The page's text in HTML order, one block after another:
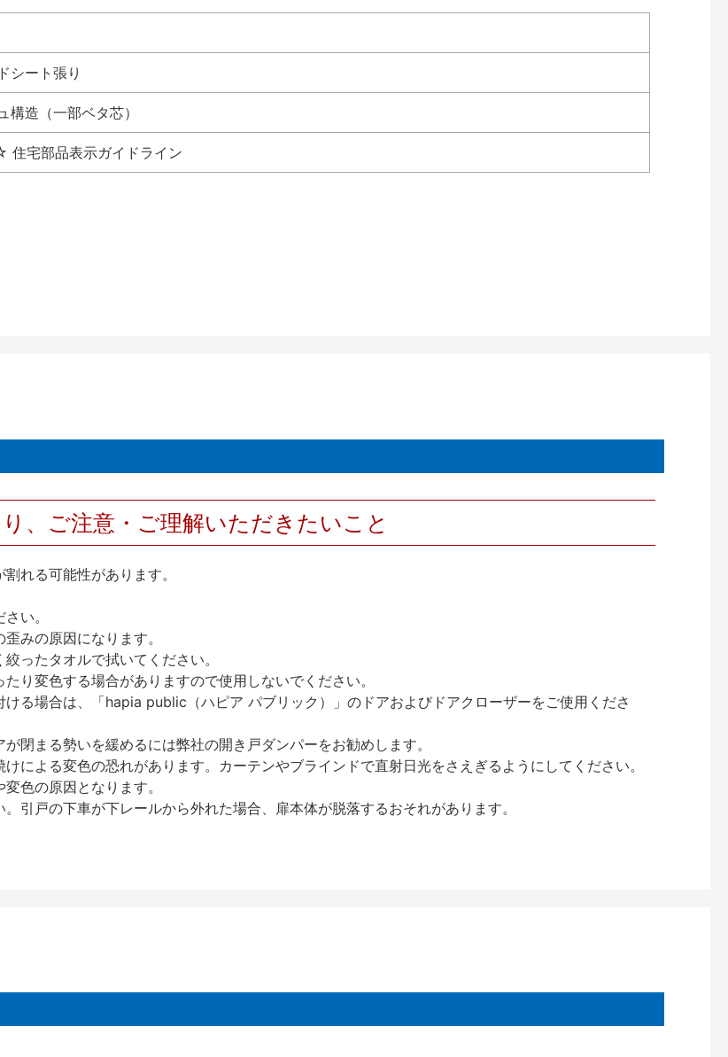
シート張り
構造（一部ベタ芯）
宅部品表示ガイドライン
、ご注意・ご理解いただきたいこと
れる可能性があります。
い。
みの原因になります。
ったタオルで拭いてください。
り変色する場合がありますので使用しないでください。
る場合は、「hapia public（ハピア パブリック）」のドアおよびドアクローザーをご使用くださ
閉まる勢いを緩めるには弊社の開き戸ダンパーをお勧めします。
による変色の恐れがあります。カーテンやブラインドで直射日光をさえぎるようにしてください。
色の原因となります。
引戸の下車が下レールから外れた場合、扉本体が脱落するおそれがあります。